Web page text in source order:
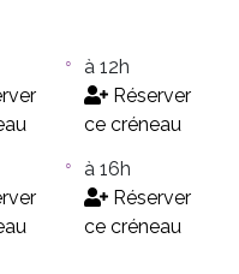
à 12h
Réserver
ce créneau
à 16h
Réserver
ce créneau